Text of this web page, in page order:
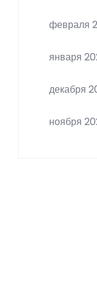
февраля
января
декабря
ноября